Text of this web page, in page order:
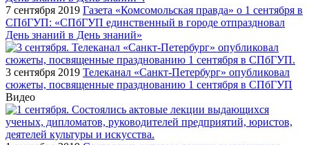
7 сентября 2019 Газета «Комсомольская правда» о 1 сентября в
СПбГУП: «СПбГУП единственный в городе отпраздновал
День знаний в День знаний»
3 сентября 2019 Телеканал «Санкт-Петербург» опубликовал
сюжеты, посвященные празднованию 1 сентября в СПбГУП
Видео